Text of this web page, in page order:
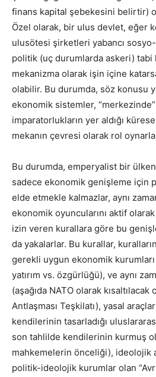
finans kapital şebekesini belirtir)
Özel olarak, bir ulus devlet, eğer
ulusötesi şirketleri yabancı
politik (uç durumlarda askeri) tabi
mekanizma olarak işin içine
olabilir. Bu durumda, söz konusu
ekonomik sistemler,
imparatorlukların yer aldığı
mekanın çevresi olarak rol
Bu durumda, emperyalist bir
sadece ekonomik genişleme için
elde etmekle kalmazlar, aynı
ekonomik oyuncularını aktif
izin veren kurallara göre bu
da yakalarlar. Bu kurallar,
gerekli uygun ekonomik
yatırım vs. özgürlüğü), ve aynı
(aşağıda NATO olarak
Antlaşması Teşkilatı), yasal
kendilerinin tasarladığı
son tahlilde kendilerinin kurmuş
mahkemelerin önceliği), ideolojik
politik-ideolojik kurumlar olan